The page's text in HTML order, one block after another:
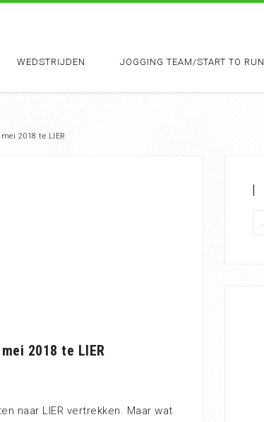
WEDSTRIJDEN JOGGING TEAM/START TO RUN
2018 te LIER
2018 te LIER
naar LIER vertrekken. Maar wat